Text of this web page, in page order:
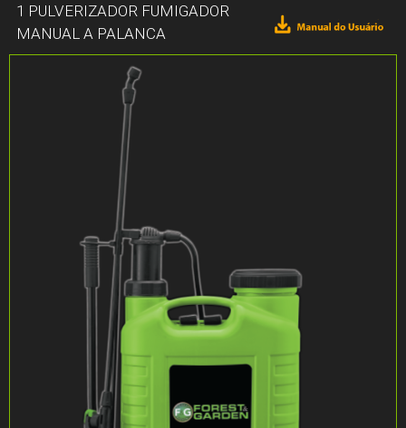
1 PULVERIZADOR FUMIGADOR
MANUAL A PALANCA